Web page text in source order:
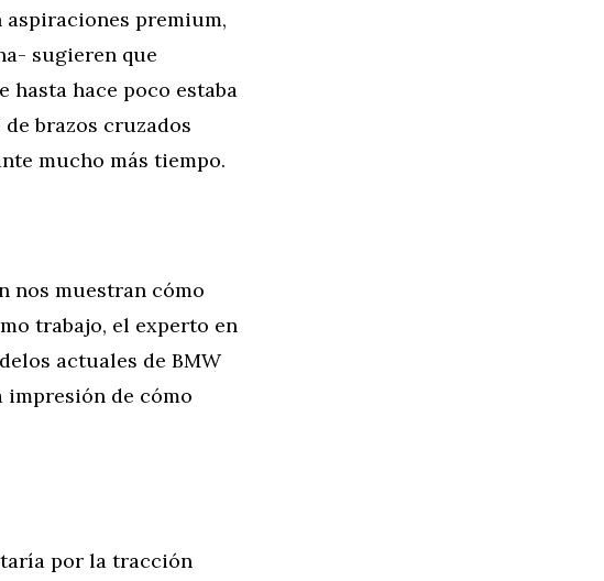
aspiraciones premium,
sugieren que
hasta hace poco estaba
brazos cruzados
mucho más tiempo.
nos muestran cómo
trabajo, el experto en
actuales de BMW
impresión de cómo
por la tracción